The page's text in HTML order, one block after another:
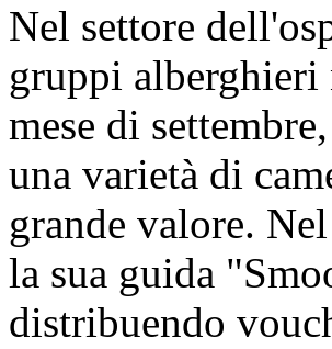
Nel settore
gruppi alberghieri
mese di
una varietà di
grande valore.
la sua guida
distribuendo